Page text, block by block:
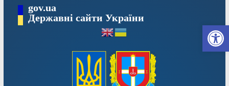
Перейтиgov.ua
Державні сайти України